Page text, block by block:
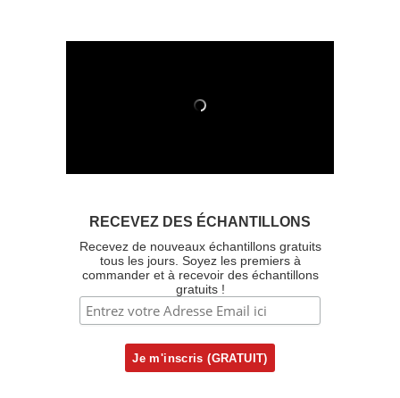
RECEVEZ DES ÉCHANTILLONS
Recevez de nouveaux échantillons gratuits
tous les jours. Soyez les premiers à
commander et à recevoir des échantillons
gratuits !